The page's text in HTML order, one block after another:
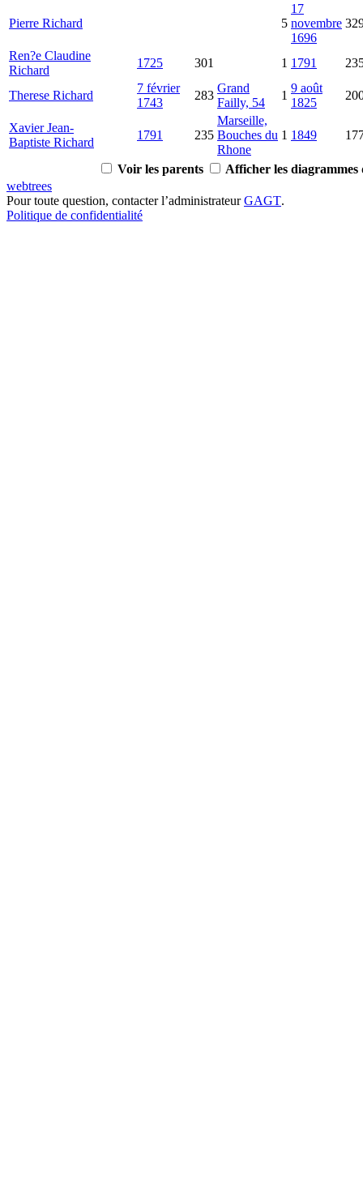
Pierre Richard 5
17
novembre
1696
Ren?e Claudine
Richard
1725 301 1 1791
Therese Richard
7 février
1743
283
Grand
Failly, 54
1
9 août
1825
Xavier Jean-
Baptiste Richard
1791 235
Marseille,
Bouches du
Rhone
1 1849
Voir les parents
Afficher les diagrammes
webtrees
Pour toute question, contacter l’administrateurGAGT.
Politique de confidentialité